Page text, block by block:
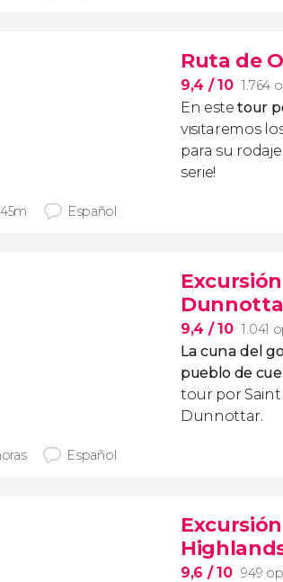
Ruta de
9,4 / 10 1.764
En estetour
visitaremos
para su
serie!
Español
9,4 / 10 1.041
La cuna del
pueblo de
tour por Saint
Dunnottar.
Español
9,6 / 10 949